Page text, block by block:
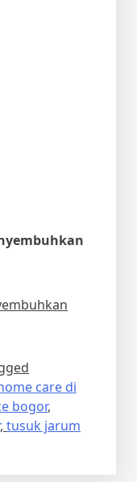
care di
bogor,
, tusuk jarum